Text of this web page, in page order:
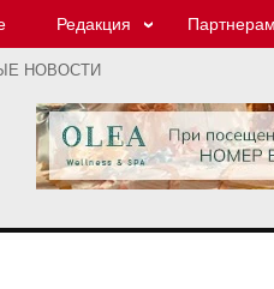
Редакция
НОВОСТИ